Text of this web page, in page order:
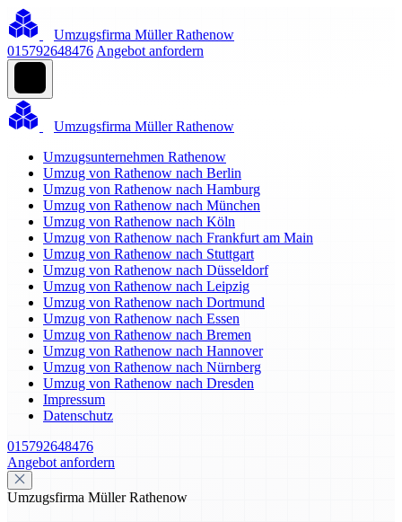
Umzugsfirma Müller Rathenow
015792648476 Angebot anfordern
Umzugsfirma Müller Rathenow
Umzugsunternehmen Rathenow
Umzug von Rathenow nach Berlin
Umzug von Rathenow nach Hamburg
Umzug von Rathenow nach München
Umzug von Rathenow nach Köln
Umzug von Rathenow nach Frankfurt am Main
Umzug von Rathenow nach Stuttgart
Umzug von Rathenow nach Düsseldorf
Umzug von Rathenow nach Leipzig
Umzug von Rathenow nach Dortmund
Umzug von Rathenow nach Essen
Umzug von Rathenow nach Bremen
Umzug von Rathenow nach Hannover
Umzug von Rathenow nach Nürnberg
Umzug von Rathenow nach Dresden
Impressum
Datenschutz
015792648476
Angebot anfordern
Umzugsfirma Müller Rathenow